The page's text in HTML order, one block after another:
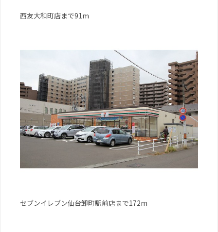
西友大和町店まで91m
セブンイレブン仙台卸町駅前店まで172m